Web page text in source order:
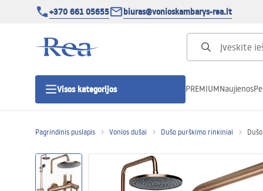
+370 661 05655 biuras@vonioskambarys-rea.lt
Visos kategorijos
Dušo durys
PREMIUMNaujienos
Pagrindinis puslapis Vonios dušai Dušo purškimo rinkiniai